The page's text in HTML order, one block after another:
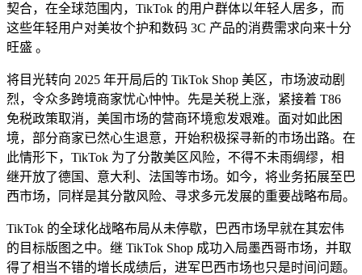
契合，在全球范围内，TikTok 的用户群体以年轻人居多，而
这些年轻用户对美妆个护和数码 3C 产品的消费需求向来十分
旺盛 。
将目光转向 2025 年开局后的 TikTok Shop 美区，市场波动剧
烈，令众多跨境商家忧心忡忡。先是关税上涨，紧接着 T86
免税政策取消，美国市场的营商环境愈发艰难。面对如此困
境，部分商家已然心生退意，开始积极探寻新的市场出路。在
此情形下，TikTok 为了分散美区风险，不得不未雨绸缪，相
继开放了德国、意大利、法国等市场。如今，将业务拓展至巴
西市场，同样是其分散风险、寻求多元发展的重要战略布局。
TikTok 的全球化战略布局从未停歇，巴西市场早就在其宏伟
的目标版图之中。继 TikTok Shop 成功入局墨西哥市场，并取
得了相当不错的增长成绩后，进军巴西市场也只是时间问题。